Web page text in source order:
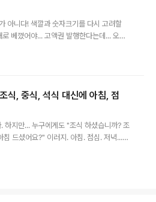
아니다! 색깔과 숫자크기를 다시 고려할
베꼈어야... 고액권 발행한다는데... 오늘
원 권에 이어서 5만원과 10만원의 지폐
도 큰 일이 날 판국이다. ▶관련기사 : 천
2007.3.15 [일부 발췌] 만원권과 천원권
폐 모두 ..
식, 중식, 석식 대신에 아침, 점
하지만... 누구에게도 "조식 하셨습니까? 조
드셨어요?" 이러지. 아침. 점심. 저녁...
것 같다. 여행사의 여행 일정표를 보면 어